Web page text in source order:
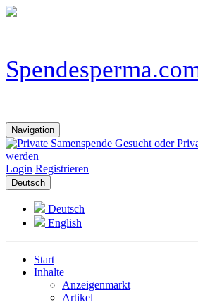
Navigation
Login Registrieren
Deutsch
Deutsch
English
Start
Inhalte
Anzeigenmarkt
Artikel